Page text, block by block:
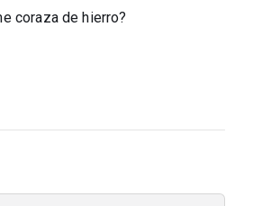
coraza de hierro?